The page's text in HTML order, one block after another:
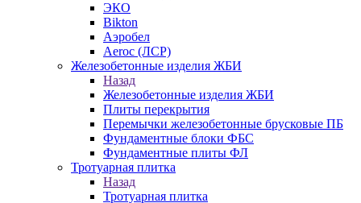
ЭКО
Bikton
Аэробел
Aeroc (ЛСР)
Железобетонные изделия ЖБИ
Назад
Железобетонные изделия ЖБИ
Плиты перекрытия
Перемычки железобетонные брусковые ПБ
Фундаментные блоки ФБС
Фундаментные плиты ФЛ
Тротуарная плитка
Назад
Тротуарная плитка